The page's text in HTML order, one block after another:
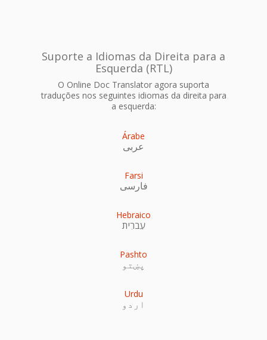
Suporte a Idiomas da Direita para a
Esquerda (RTL)
O Online Doc Translator agora suporta
traduções nos seguintes idiomas da direita para
a esquerda:
Árabe
عربى
Farsi
فارسی
Hebraico
עִברִית
Pashto
پښتو
Urdu
اردو